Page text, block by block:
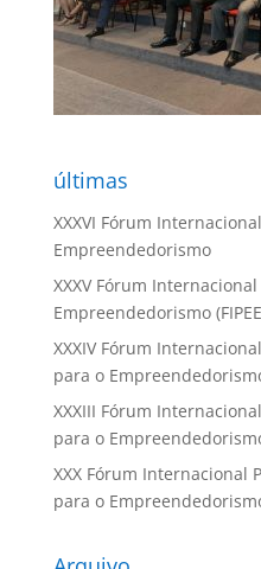
últimas
XXXVI Fórum
Empreendedorismo
XXXV Fórum
Empreendedorismo
XXXIV Fórum
para o
XXXIII Fórum
para o
XXX Fórum Internacional
para o